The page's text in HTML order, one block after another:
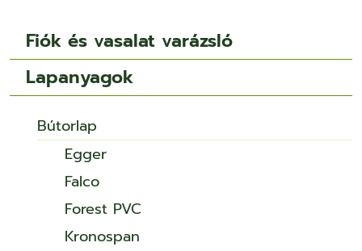
Fiók és vasalat varázsló
Lapanyagok
Bútorlap
Egger
Falco
Forest PVC
Kronospan